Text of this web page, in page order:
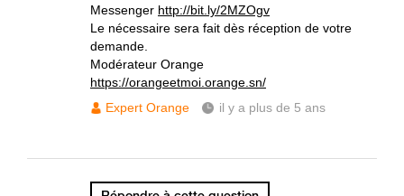
Messenger http://bit.ly/2MZOgv
Le nécessaire sera fait dès réception de votre
demande.
Modérateur Orange
https://orangeetmoi.orange.sn/
Expert Orange
il y a plus de 5 ans